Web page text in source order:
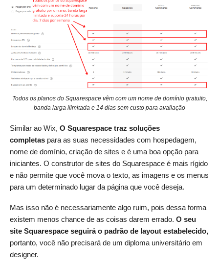
Todos os planos do Squarespace vêm com um nome de domínio gratuito,
banda larga ilimitada e 14 dias sem custo para avaliação
Similar ao Wix, O Squarespace traz soluções
completas para as suas necessidades com hospedagem,
nome de domínio, criação de sites e é uma boa opção para
iniciantes. O construtor de sites do Squarespace é mais rígido
e não permite que você mova o texto, as imagens e os menus
para um determinado lugar da página que você deseja.
Mas isso não é necessariamente algo ruim, pois dessa forma
existem menos chance de as coisas darem errado. O seu
site Squarespace seguirá o padrão de layout estabelecido,
portanto, você não precisará de um diploma universitário em
designer.